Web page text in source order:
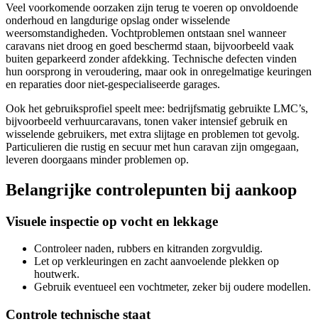
Veel voorkomende oorzaken zijn terug te voeren op onvoldoende
onderhoud en langdurige opslag onder wisselende
weersomstandigheden. Vochtproblemen ontstaan snel wanneer
caravans niet droog en goed beschermd staan, bijvoorbeeld vaak
buiten geparkeerd zonder afdekking. Technische defecten vinden
hun oorsprong in veroudering, maar ook in onregelmatige keuringen
en reparaties door niet-gespecialiseerde garages.
Ook het gebruiksprofiel speelt mee: bedrijfsmatig gebruikte LMC’s,
bijvoorbeeld verhuurcaravans, tonen vaker intensief gebruik en
wisselende gebruikers, met extra slijtage en problemen tot gevolg.
Particulieren die rustig en secuur met hun caravan zijn omgegaan,
leveren doorgaans minder problemen op.
Belangrijke controlepunten bij aankoop
Visuele inspectie op vocht en lekkage
Controleer naden, rubbers en kitranden zorgvuldig.
Let op verkleuringen en zacht aanvoelende plekken op
houtwerk.
Gebruik eventueel een vochtmeter, zeker bij oudere modellen.
Controle technische staat